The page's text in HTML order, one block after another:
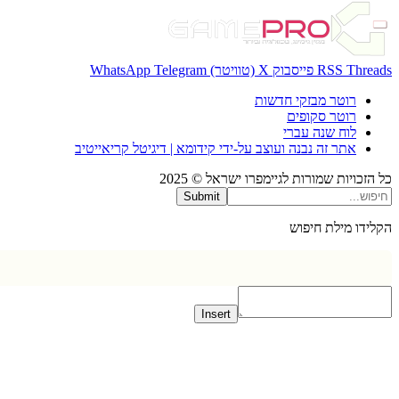
RSS פייסבוק X (טוויטר) WhatsApp Telegram
רוטר מבזקי חדשות
רוטר סקופים
לוח שנה עברי
אתר זה נבנה ועוצב על-ידי קידומא | דיגיטל קריאייטיב
שמורות לגיימפרו ישראל © 2025
Submit
מילת חיפוש
Insert